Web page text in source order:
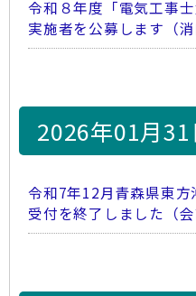
令和８年度「電気工事
実施者を公募します（消
2026年01月31
令和7年12月青森県東方
受付を終了しました（会